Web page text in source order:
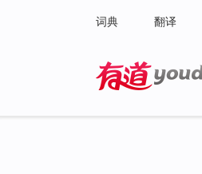
词典 翻译